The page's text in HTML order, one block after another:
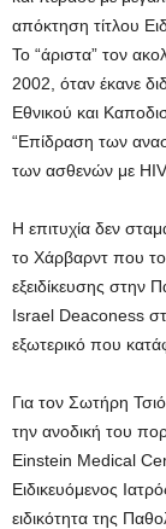
απόκτηση τίτλου
Το “άριστα” τον
2002, όταν έκανε
Εθνικού και
“Επίδραση των
των ασθενών με
Η επιτυχία δεν
το Χάρβαρντ που
εξειδίκευσης στην
Israel Deaconess
εξωτερικό που
Για τον Σωτήρη
την ανοδική του
Einstein Medical
Ειδικευόμενος
ειδικότητα της